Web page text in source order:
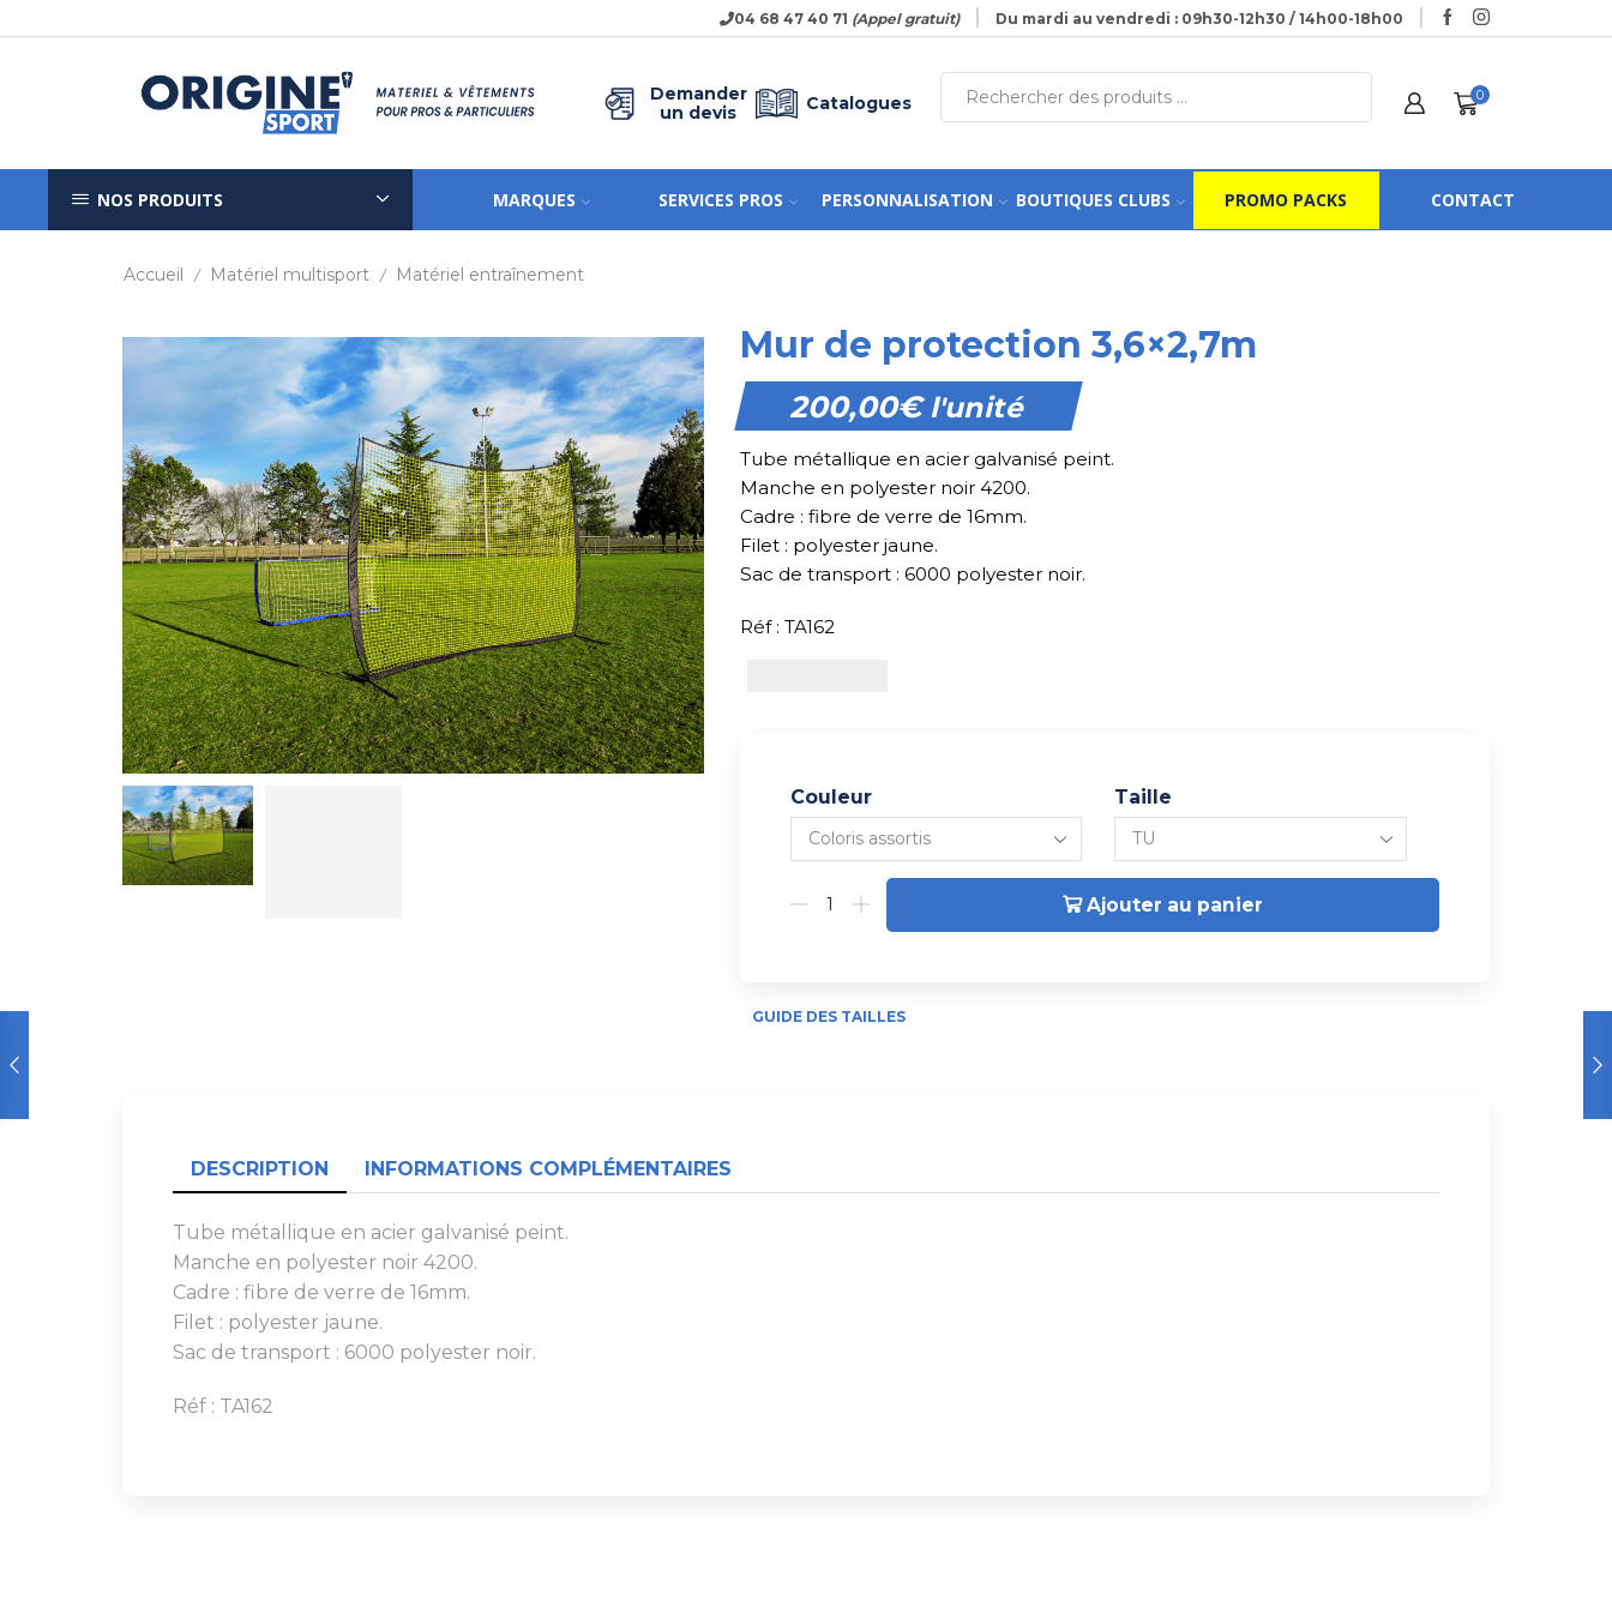
04 68 47 40 71 (Appel gratuit) Du mardi au vendredi : 09h30-12h30 / 14h00-18h00
Demander
un devis
Catalogues 0
NOS PRODUITS MARQUES SERVICES PROS PERSONNALISATION BOUTIQUES CLUBS PROMO PACKS CONTACT
Accueil / Matériel multisport / Matériel entraînement
Mur de protection 3,6×2,7m
200,00€l'unité
Tube métallique en acier galvanisé peint.
Manche en polyester noir 4200.
Cadre : fibre de verre de 16mm.
Filet : polyester jaune.
Sac de transport : 6000 polyester noir.
Réf : TA162
Couleur Taille
Ajouter au panier
GUIDE DES TAILLES
DESCRIPTION INFORMATIONS COMPLÉMENTAIRES
Tube métallique en acier galvanisé peint.
Manche en polyester noir 4200.
Cadre : fibre de verre de 16mm.
Filet : polyester jaune.
Sac de transport : 6000 polyester noir.
Réf : TA162